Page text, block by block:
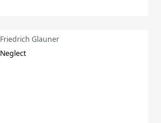
Friedrich Glauner
Neglect